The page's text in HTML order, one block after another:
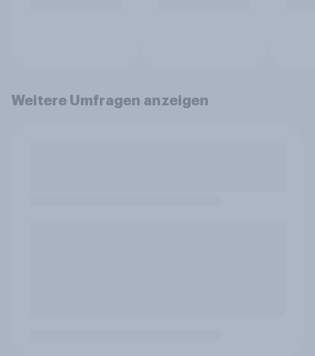
Weitere Umfragen anzeigen